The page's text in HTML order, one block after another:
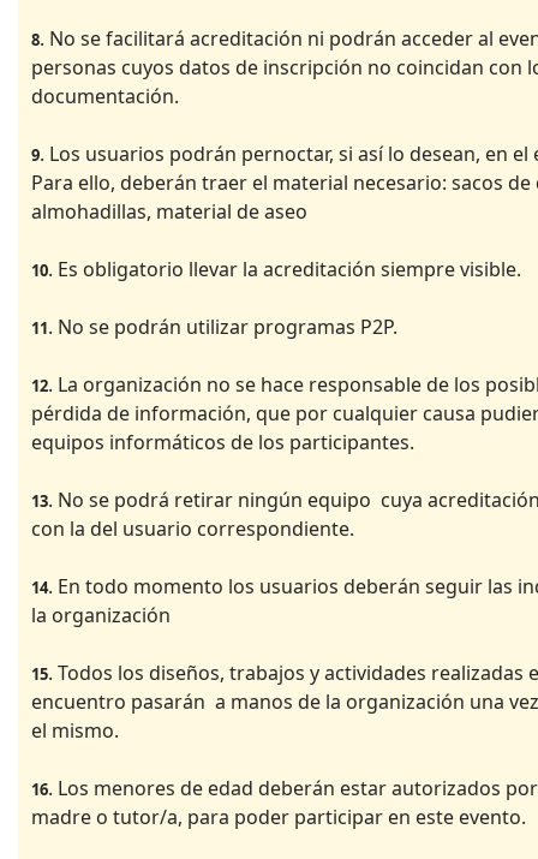
8. No se facilitará acreditación ni podrán acceder al
personas cuyos datos de inscripción no coincidan con
documentación.
9. Los usuarios podrán pernoctar, si así lo desean, en
Para ello, deberán traer el material necesario: sacos de
almohadillas, material de aseo
10. Es obligatorio llevar la acreditación siempre visible.
11. No se podrán utilizar programas P2P.
12. La organización no se hace responsable de los
pérdida de información, que por cualquier causa
equipos informáticos de los participantes.
13. No se podrá retirar ningún equipo cuya
con la del usuario correspondiente.
14. En todo momento los usuarios deberán seguir las
la organización
15. Todos los diseños, trabajos y actividades realizadas
encuentro pasarán a manos de la organización una
el mismo.
16. Los menores de edad deberán estar autorizados
madre o tutor/a, para poder participar en este evento.